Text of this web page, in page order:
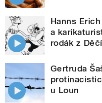
Hanns
a
rodák z
Gertruda
u Loun